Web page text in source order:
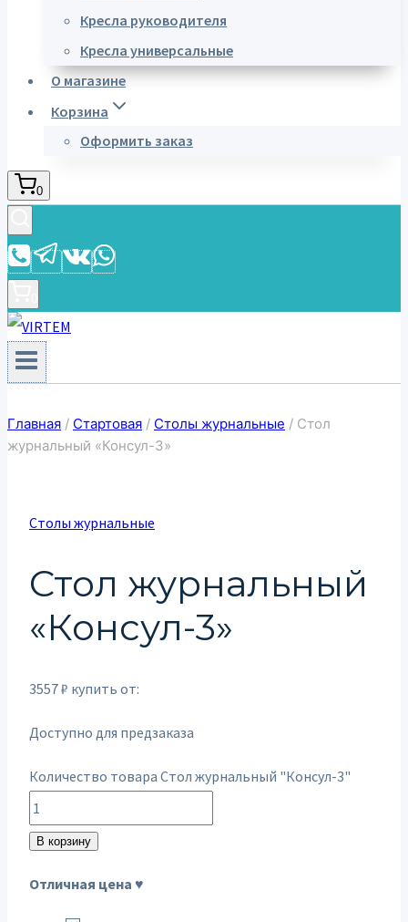
Кресла руководителя
Кресла универсальные
О магазине
Корзина
Оформить заказ
0
Главная / Стартовая / Столы журнальные / Стол
журнальный «Консул-3»
Столы журнальные
Стол журнальный
«Консул-3»
3557₽ купить от:
Доступно для предзаказа
Количество товара Стол журнальный "Консул-3"
В корзину
Отличная цена ♥